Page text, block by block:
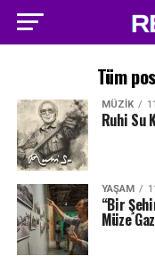
Tüm
MÜZIK
Ruhi Su
YAŞAM
“Bir
Müze